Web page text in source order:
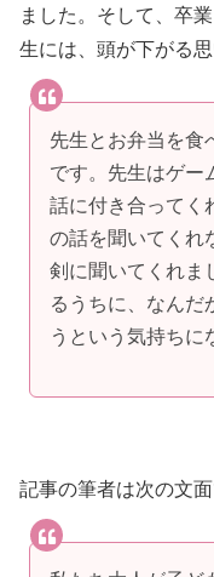
ました。そして、卒
生には、頭が下がる思
先生とお弁当を食
です。先生はゲー
話に付き合ってく
の話を聞いてくれ
剣に聞いてくれま
るうちに、なんだ
うという気持ちに
記事の筆者は次の文